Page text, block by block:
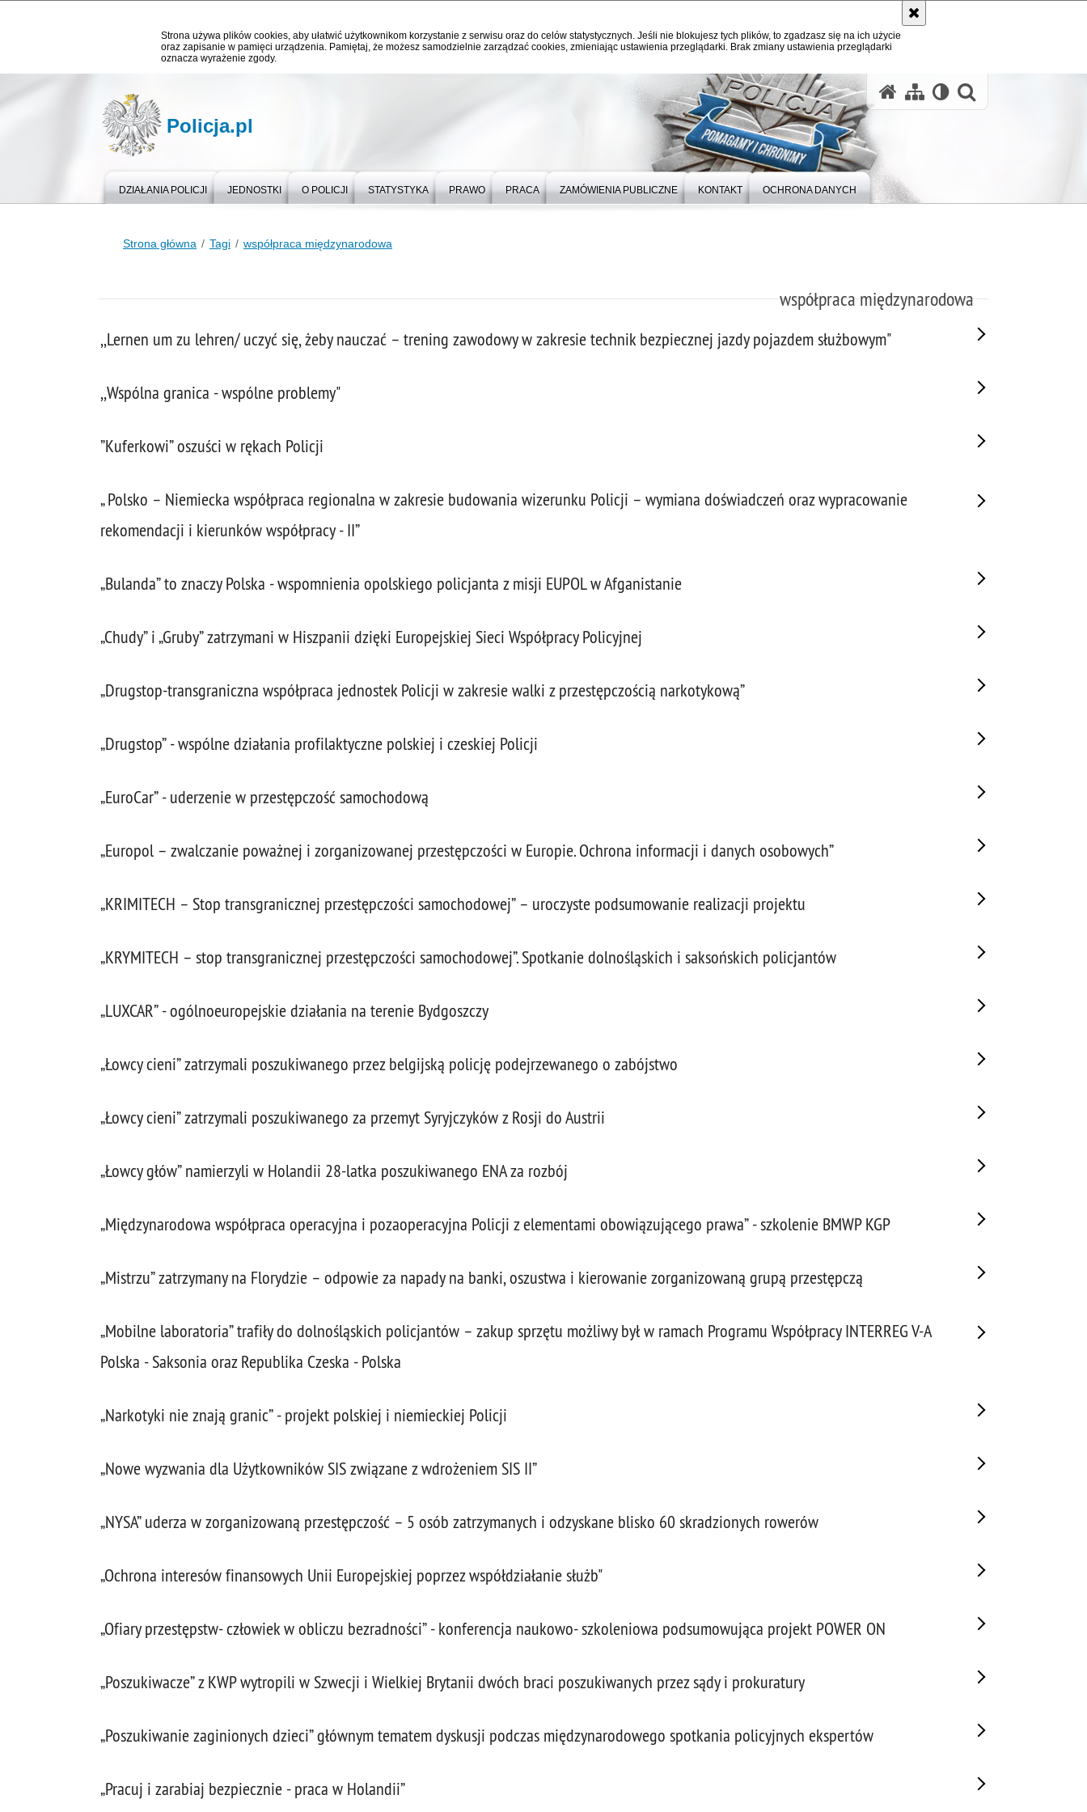
Strona używa plików cookies, aby ułatwić użytkownikom korzystanie z serwisu oraz do celów statystycznych. Jeśli nie blokujesz tych plików, to zgadzasz się na ich użycie
oraz zapisanie w pamięci urządzenia. Pamiętaj, że możesz samodzielnie zarządzać cookies, zmieniając ustawienia przeglądarki. Brak zmiany ustawienia przeglądarki
oznacza wyrażenie zgody.
Policja.pl
DZIAŁANIA POLICJI JEDNOSTKI O POLICJI STATYSTYKA PRAWO PRACA ZAMÓWIENIA PUBLICZNE KONTAKT OCHRONA DANYCH
Strona główna Tagi współpraca międzynarodowa
współpraca międzynarodowa
,,Lernen um zu lehren/ uczyć się, żeby nauczać – trening zawodowy w zakresie technik bezpiecznej jazdy pojazdem służbowym"
,,Wspólna granica - wspólne problemy"
”Kuferkowi” oszuści w rękach Policji
„ Polsko – Niemiecka współpraca regionalna w zakresie budowania wizerunku Policji – wymiana doświadczeń oraz wypracowanie
rekomendacji i kierunków współpracy - II”
„Bulanda” to znaczy Polska - wspomnienia opolskiego policjanta z misji EUPOL w Afganistanie
„Chudy” i „Gruby” zatrzymani w Hiszpanii dzięki Europejskiej Sieci Współpracy Policyjnej
„Drugstop-transgraniczna współpraca jednostek Policji w zakresie walki z przestępczością narkotykową”
„Drugstop” - wspólne działania profilaktyczne polskiej i czeskiej Policji
„EuroCar” - uderzenie w przestępczość samochodową
„Europol – zwalczanie poważnej i zorganizowanej przestępczości w Europie. Ochrona informacji i danych osobowych”
„KRIMITECH – Stop transgranicznej przestępczości samochodowej” – uroczyste podsumowanie realizacji projektu
„KRYMITECH – stop transgranicznej przestępczości samochodowej”. Spotkanie dolnośląskich i saksońskich policjantów
„LUXCAR” - ogólnoeuropejskie działania na terenie Bydgoszczy
„Łowcy cieni” zatrzymali poszukiwanego przez belgijską policję podejrzewanego o zabójstwo
„Łowcy cieni” zatrzymali poszukiwanego za przemyt Syryjczyków z Rosji do Austrii
„Łowcy głów” namierzyli w Holandii 28-latka poszukiwanego ENA za rozbój
„Międzynarodowa współpraca operacyjna i pozaoperacyjna Policji z elementami obowiązującego prawa” - szkolenie BMWP KGP
„Mistrzu” zatrzymany na Florydzie – odpowie za napady na banki, oszustwa i kierowanie zorganizowaną grupą przestępczą
„Mobilne laboratoria” trafiły do dolnośląskich policjantów – zakup sprzętu możliwy był w ramach Programu Współpracy INTERREG V-A
Polska - Saksonia oraz Republika Czeska - Polska
„Narkotyki nie znają granic” - projekt polskiej i niemieckiej Policji
„Nowe wyzwania dla Użytkowników SIS związane z wdrożeniem SIS II”
„NYSA” uderza w zorganizowaną przestępczość – 5 osób zatrzymanych i odzyskane blisko 60 skradzionych rowerów
„Ochrona interesów finansowych Unii Europejskiej poprzez współdziałanie służb"
„Ofiary przestępstw- człowiek w obliczu bezradności” - konferencja naukowo- szkoleniowa podsumowująca projekt POWER ON
„Poszukiwacze” z KWP wytropili w Szwecji i Wielkiej Brytanii dwóch braci poszukiwanych przez sądy i prokuratury
„Poszukiwanie zaginionych dzieci” głównym tematem dyskusji podczas międzynarodowego spotkania policyjnych ekspertów
„Pracuj i zarabiaj bezpiecznie - praca w Holandii”